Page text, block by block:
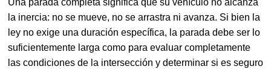
Una parada completa significa que su vehículo no alcanza
la inercia: no se mueve, no se arrastra ni avanza. Si bien la
ley no exige una duración específica, la parada debe ser lo
suficientemente larga como para evaluar completamente
las condiciones de la intersección y determinar si es seguro